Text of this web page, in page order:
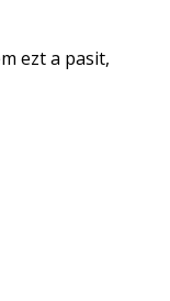
ezt a pasit,